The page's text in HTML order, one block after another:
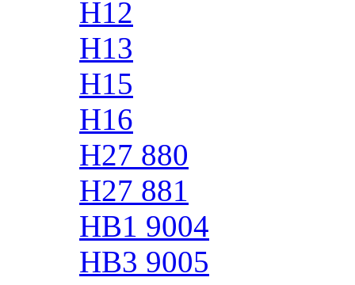
H12
H13
H15
H16
H27 880
H27 881
HB1 9004
HB3 9005